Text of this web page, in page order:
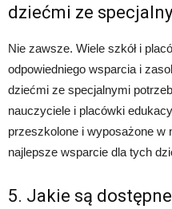
dziećmi ze
Nie zawsze. Wiele szkół i
odpowiedniego wsparcia i
dziećmi ze specjalnymi
nauczyciele i placówki
przeszkolone i wyposażone w
najlepsze wsparcie dla tych
5. Jakie są